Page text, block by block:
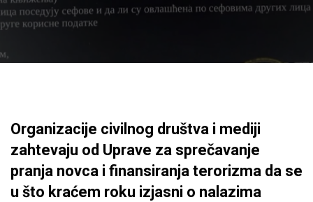
Organizacije civilnog društva i mediji
zahtevaju od Uprave za sprečavanje
pranja novca i finansiranja terorizma da se
u što kraćem roku izjasni o nalazima